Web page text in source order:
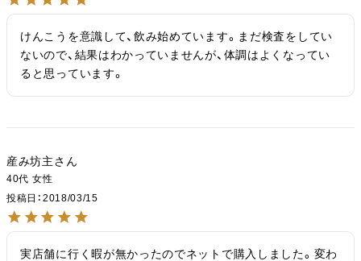
けんこうを意識して、飲み始めています。まだ検査をしてい
ないので、結果はわかっていませんが、体調はよくなってい
ると思っています。
産み坊主
40代 女性
投稿日
2018/03/15
実店舗に行く暇が無かったのでネットで購入しました。変わ